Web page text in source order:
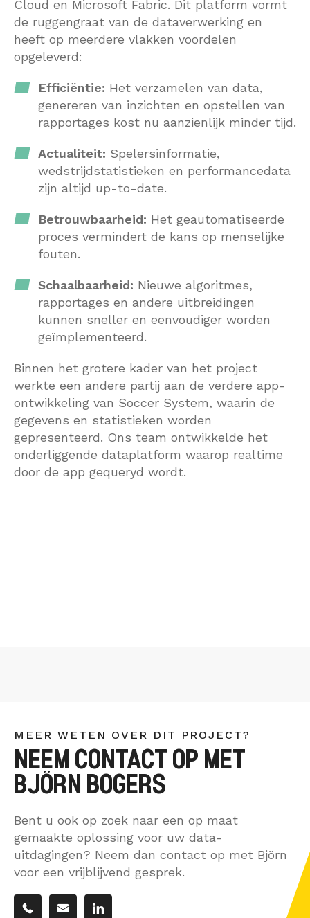
Cloud en Microsoft Fabric. Dit platform vormt
de ruggengraat van de dataverwerking en
heeft op meerdere vlakken voordelen
opgeleverd:
Efficiëntie: Het verzamelen van data,
genereren van inzichten en opstellen van
rapportages kost nu aanzienlijk minder tijd.
Actualiteit: Spelersinformatie,
wedstrijdstatistieken en performance­data
zijn altijd up-to-date.
Betrouwbaarheid: Het geautomatiseerde
proces vermindert de kans op menselijke
fouten.
Schaalbaarheid: Nieuwe algoritmes,
rapportages en andere uitbreidingen
kunnen sneller en eenvoudiger worden
geïmplementeerd.
Binnen het grotere kader van het project
werkte een andere partij aan de verdere app-
ontwikkeling van Soccer System, waarin de
gegevens en statistieken worden
gepresenteerd. Ons team ontwikkelde het
onderliggende dataplatform waarop realtime
door de app gequeryd wordt.
MEER WETEN OVER DIT PROJECT?
NEEM CONTACT OP MET
BJÖRN BOGERS
Bent u ook op zoek naar een op maat
gemaakte oplossing voor uw data-
uitdagingen? Neem dan contact op met Björn
voor een vrijblijvend gesprek.